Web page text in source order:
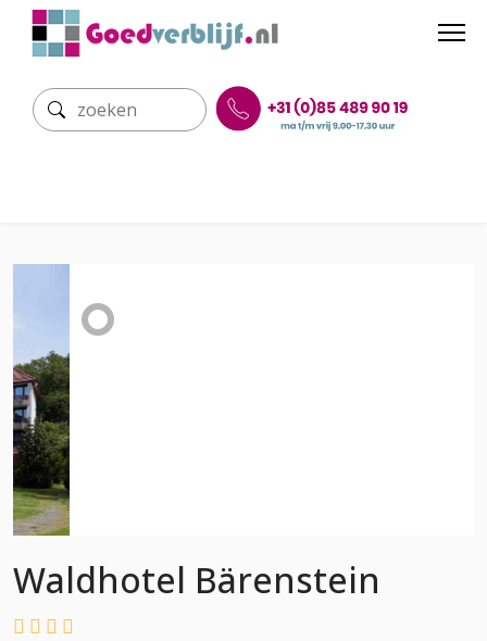
Waldhotel Bärenstein